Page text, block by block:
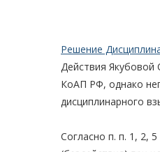
Решение
Действия Якубовой
КоАП РФ, однако
дисциплинарного
Согласно п. п. 1, 2,